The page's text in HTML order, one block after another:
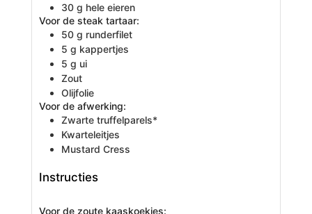
30 g hele eieren
Voor de steak tartaar:
50 g runderfilet
5 g kappertjes
5 g ui
Zout
Olijfolie
Voor de afwerking:
Zwarte truffelparels*
Kwarteleitjes
Mustard Cress
Instructies
Voor de zoute kaaskoekjes: